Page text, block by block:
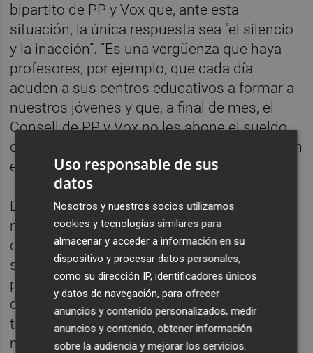
bipartito de PP y Vox que, ante esta
situación, la única respuesta sea “el silencio
y la inacción”. “Es una vergüenza que haya
profesores, por ejemplo, que cada día
acuden a sus centros educativos a formar a
nuestros jóvenes y que, a final de mes, el
Consell de PP y Vox no les abone el sueldo
que se tienen ganado. No se puede jugar con
el pan de la gente”, ha afirmado Simó.
El representante castellonense ha
manifestado que esta no es la primera vez
que el PP aboca la Generalitat “a la ruina” y
son sus propios trabajadores "quienes lo
pagan sin cobrar". “En la última legislatura
del PP en la Generalitat, con Alberto Fabra al
timón, vivimos una situación inédita hasta el
momento y que hoy se revive de forma más
Uso responsable de sus
datos
Nosotros y nuestros socios utilizamos
cookies y tecnologías similares para
almacenar y acceder a información en su
dispositivo y procesar datos personales,
como su dirección IP, identificadores únicos
y datos de navegación, para ofrecer
anuncios y contenido personalizados, medir
anuncios y contenido, obtener información
sobre la audiencia y mejorar los servicios.